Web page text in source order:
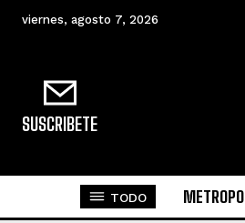
viernes, agosto 7, 2026
SUSCRIBETE
TODO